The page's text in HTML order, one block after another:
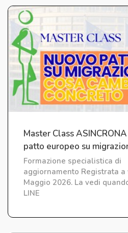
Master Class
patto europeo su
Formazione specialistica di
aggiornamento Registrata a
Maggio 2026. La vedi
LINE